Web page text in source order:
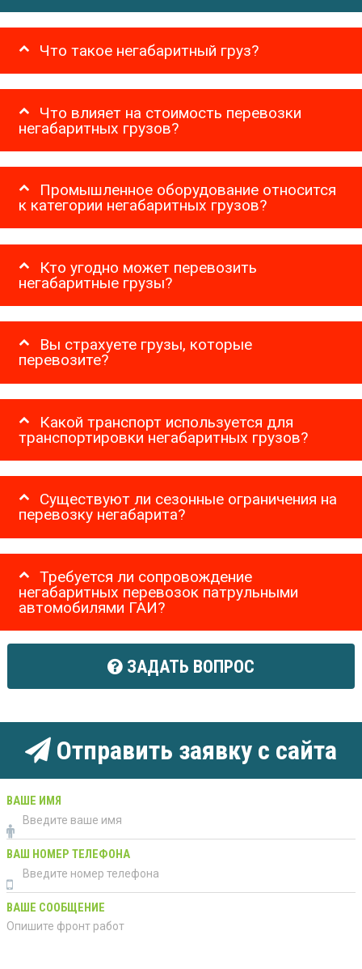
Что такое негабаритный груз?
Что влияет на стоимость перевозки
негабаритных грузов?
Промышленное оборудование относится
к категории негабаритных грузов?
Кто угодно может перевозить
негабаритные грузы?
Вы страхуете грузы, которые
перевозите?
Какой транспорт используется для
транспортировки негабаритных грузов?
Существуют ли сезонные ограничения на
перевозку негабарита?
Требуется ли сопровождение
негабаритных перевозок патрульными
автомобилями ГАИ?
ЗАДАТЬ ВОПРОС
Отправить заявку с сайта
ВАШЕ ИМЯ
ВАШ НОМЕР ТЕЛЕФОНА
ВАШЕ СООБЩЕНИЕ